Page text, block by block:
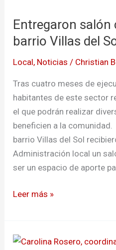
Entregaron salón
barrio Villas del
Local, Noticias / Christian
Tras cuatro meses de
habitantes de este sector
el que podrán realizar
beneficien a la
barrio Villas del Sol
Administración local un
ser un espacio de aporte
cultural
en
barrio
Villas
del
Sol
de
Pasto
Leer más »
Socializan